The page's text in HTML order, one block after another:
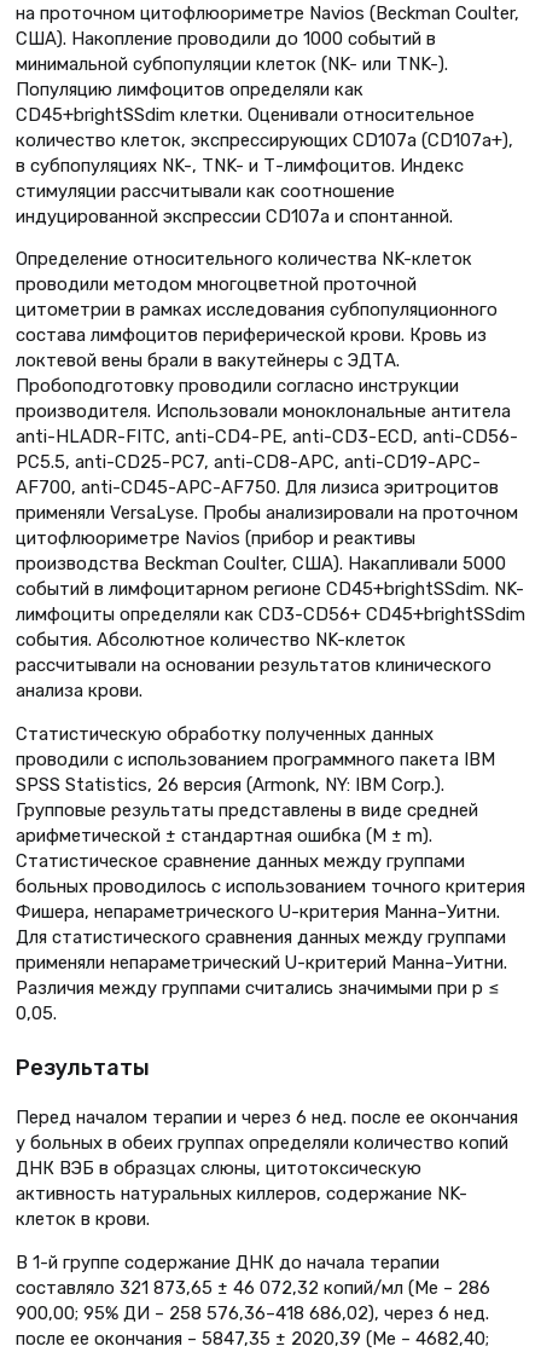
на проточном цитофлюориметре Navios (Beckman Coulter,
США). Накопление проводили до 1000 событий в
минимальной субпопуляции клеток (NK- или TNK-).
Популяцию лимфоцитов определяли как
CD45+brightSSdim клетки. Оценивали относительное
количество клеток, экспрессирующих CD107a (CD107a+),
в субпопуляциях NK-, TNK- и Т-лимфоцитов. Индекс
стимуляции рассчитывали как соотношение
индуцированной экспрессии CD107a и спонтанной.
Определение относительного количества NK-клеток
проводили методом многоцветной проточной
цитометрии в рамках исследования субпопуляционного
состава лимфоцитов периферической крови. Кровь из
локтевой вены брали в вакутейнеры с ЭДТА.
Пробоподготовку проводили согласно инструкции
производителя. Использовали моноклональные антитела
anti-HLADR-FITC, anti-CD4-PE, anti-CD3-ECD, anti-CD56-
PC5.5, anti-CD25-PC7, anti-CD8-APC, anti-CD19-APC-
AF700, anti-CD45-APC-AF750. Для лизиса эритроцитов
применяли VersaLyse. Пробы анализировали на проточном
цитофлюориметре Navios (прибор и реактивы
производства Beckman Coulter, США). Накапливали 5000
событий в лимфоцитарном регионе CD45+brightSSdim. NK-
лимфоциты определяли как CD3-CD56+ CD45+brightSSdim
события. Абсолютное количество NK-клеток
рассчитывали на основании результатов клинического
анализа крови.
Статистическую обработку полученных данных
проводили с использованием программного пакета IBM
SPSS Statistics, 26 версия (Armonk, NY: IBM Corp.).
Групповые результаты представлены в виде средней
арифметической ± стандартная ошибка (М ± m).
Статистическое сравнение данных между группами
больных проводилось с использованием точного критерия
Фишера, непараметрического U-критерия Манна–Уитни.
Для статистического сравнения данных между группами
применяли непараметрический U-критерий Манна–Уитни.
Различия между группами считались значимыми при р ≤
0,05.
Результаты
Перед началом терапии и через 6 нед. после ее окончания
у больных в обеих группах определяли количество копий
ДНК ВЭБ в образцах слюны, цитотоксическую
активность натуральных киллеров, содержание NK-
клеток в крови.
В 1-й группе содержание ДНК до начала терапии
составляло 321 873,65 ± 46 072,32 копий/мл (Ме – 286
900,00; 95% ДИ – 258 576,36–418 686,02), через 6 нед.
после ее окончания – 5847,35 ± 2020,39 (Ме – 4682,40;